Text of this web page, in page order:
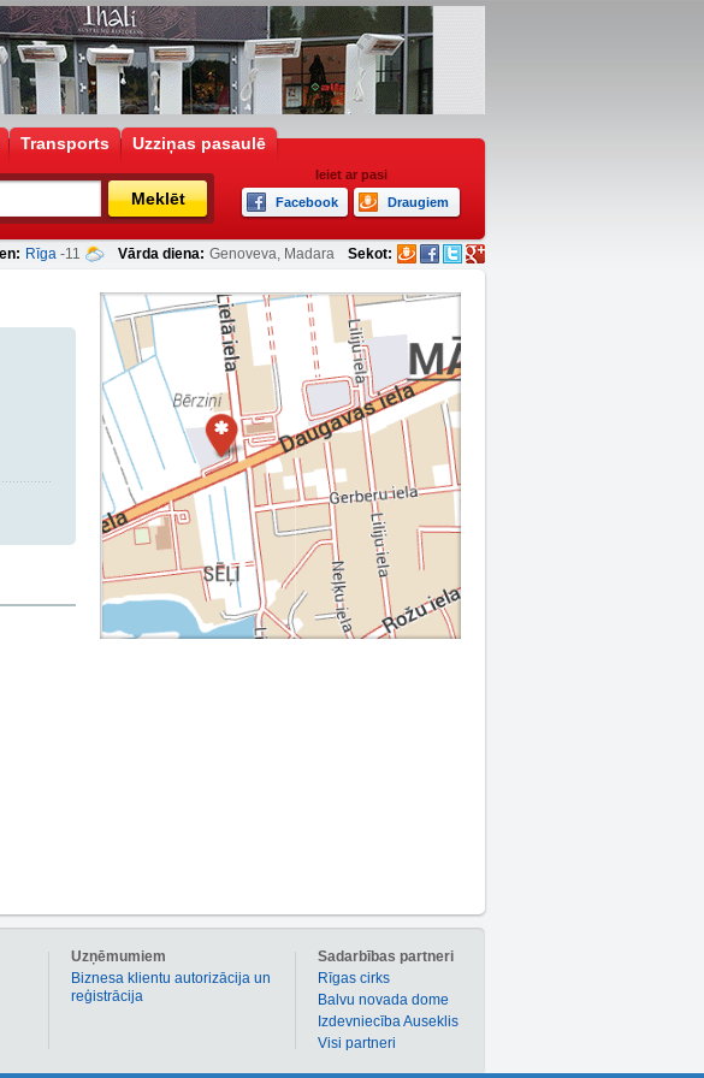
Transports Uzziņas pasaulē
Meklēt
Ieiet ar pasi
Facebook
Draugiem
Rīga -11 Vārda diena: Genoveva, Madara Sekot:
Sadarbības partneri
Rīgas cirks
Balvu novada dome
Izdevniecība Auseklis
Visi partneri
Uzņēmumiem
Biznesa klientu autorizācija un
reģistrācija